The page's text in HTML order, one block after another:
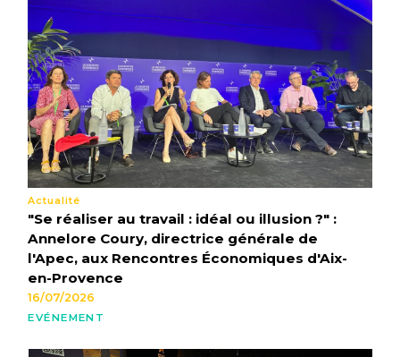
Actualité
"Se réaliser au travail : idéal ou illusion ?" :
Annelore Coury, directrice générale de
l'Apec, aux Rencontres Économiques d'Aix-
en-Provence
16/07/2026
EVÉNEMENT